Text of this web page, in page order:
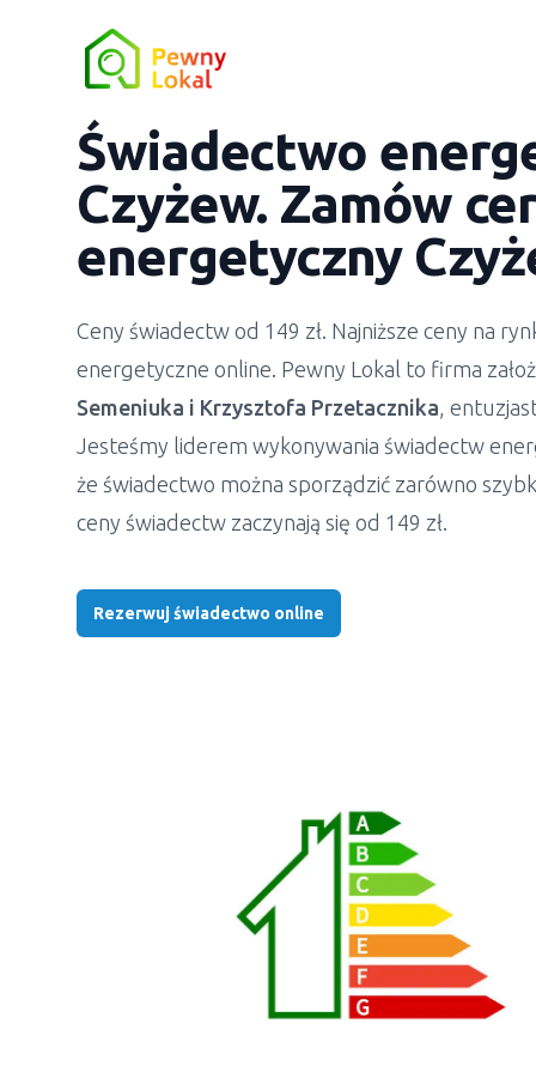
Świadectwo
Czyżew. Zamów
energetyczny
Ceny świadectw od 149 zł. Najniższe ceny na
energetyczne online. Pewny Lokal to firma
Semeniuka i Krzysztofa Przetacznika,
Jesteśmy liderem wykonywania świadectw
że świadectwo można sporządzić zarówno
ceny świadectw zaczynają się od 149 zł.
Rezerwuj świadectwo online